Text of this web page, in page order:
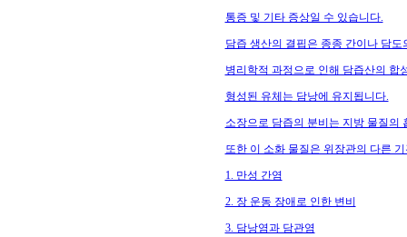
통증 및 기타 증상일 수 있습니다.
담즙 생산의 결핍은 종종 간이나 담
병리학적 과정으로 인해 담즙산의 합
형성된 유체는 담낭에 유지됩니다.
소장으로 담즙의 분비는 지방 물질의
또한 이 소화 물질은 위장관의 다른
1. 만성 간염
2. 장 운동 장애로 인한 변비
3. 담낭염과 담관염